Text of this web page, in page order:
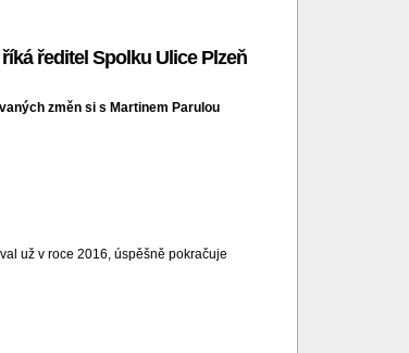
ředitel Spolku Ulice Plzeň
změn si s Martinem Parulou
už v roce 2016, úspěšně pokračuje